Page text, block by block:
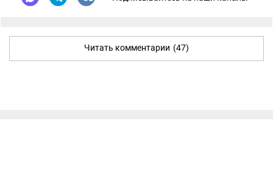
Читать комментарии (47)